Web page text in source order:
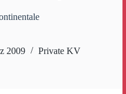
2009 Private KV